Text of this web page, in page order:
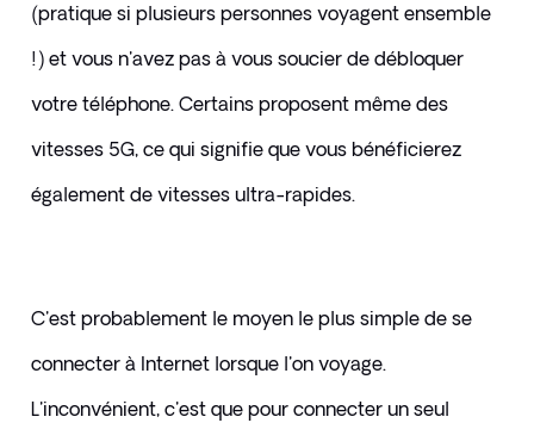
(pratique si plusieurs personnes voyagent ensemble
!) et vous n'avez pas à vous soucier de débloquer
votre téléphone. Certains proposent même des
vitesses 5G, ce qui signifie que vous bénéficierez
également de vitesses ultra-rapides.
C'est probablement le moyen le plus simple de se
connecter à Internet lorsque l'on voyage.
L'inconvénient, c'est que pour connecter un seul